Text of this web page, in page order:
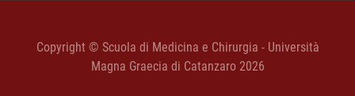
Copyright © Scuola di Medicina e Chirurgia - Università
Magna Graecia di Catanzaro 2026